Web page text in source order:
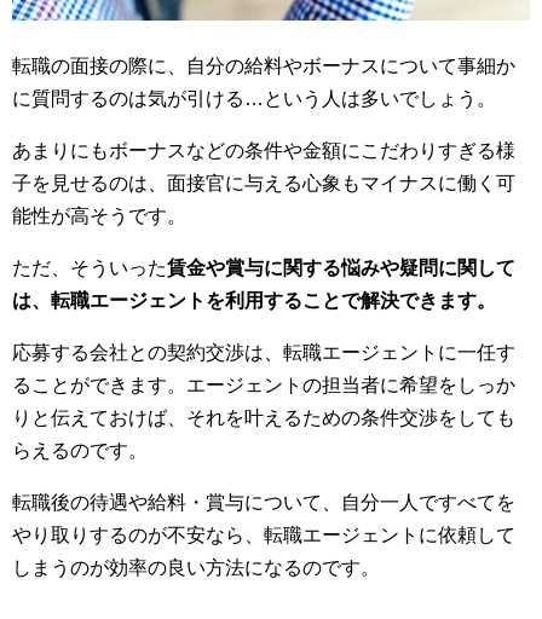
転職の面接の際に、自分の給料やボーナスについて事細か
に質問するのは気が引ける…という人は多いでしょう。
あまりにもボーナスなどの条件や金額にこだわりすぎる様
子を見せるのは、面接官に与える心象もマイナスに働く可
能性が高そうです。
ただ、そういった賃金や賞与に関する悩みや疑問に関して
は、転職エージェントを利用することで解決できます。
応募する会社との契約交渉は、転職エージェントに一任す
ることができます。エージェントの担当者に希望をしっか
りと伝えておけば、それを叶えるための条件交渉をしても
らえるのです。
転職後の待遇や給料・賞与について、自分一人ですべてを
やり取りするのが不安なら、転職エージェントに依頼して
しまうのが効率の良い方法になるのです。